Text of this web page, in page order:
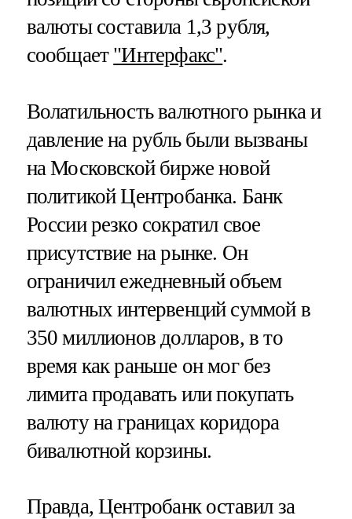
валюты составила 1,3 рубля,
сообщает "Интерфакс".
Волатильность валютного рынка и
давление на рубль были вызваны
на Московской бирже новой
политикой Центробанка. Банк
России резко сократил свое
присутствие на рынке. Он
ограничил ежедневный объем
валютных интервенций суммой в
350 миллионов долларов, в то
время как раньше он мог без
лимита продавать или покупать
валюту на границах коридора
бивалютной корзины.
Правда, Центробанк оставил за